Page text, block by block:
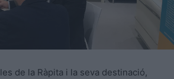
de la Ràpita i la seva destinació,